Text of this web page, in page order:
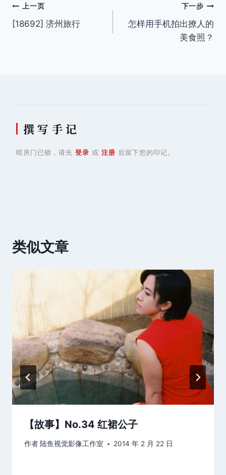
文
章
上一页
[18692] 济州旅行
下一步
怎样用手机拍出撩人的
美食照？
撰 写 手 记
暗房门已锁，请先 登录 或 注册 后留下您的印记。
类似文章
【故事】No.34 红裙公子
作者 陆鱼视觉影像工作室 2014 年 2 月 22 日